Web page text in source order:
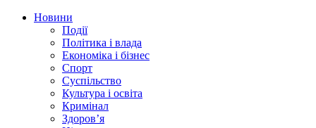
Новини
Події
Політика і влада
Економіка і бізнес
Спорт
Суспільство
Культура і освіта
Кримінал
Здоров’я